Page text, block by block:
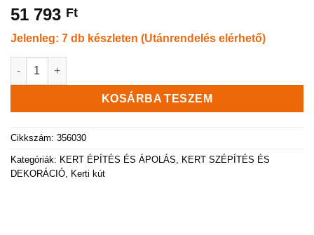
51 793 Ft
Jelenleg: 7 db készleten (Utánrendelés elérhető)
Wood kerti kút, sötét fahatású mennyiség
KOSÁRBA TESZEM
Cikkszám: 356030
Kategóriák: KERT ÉPÍTÉS ÉS ÁPOLÁS
KERT SZÉPÍTÉS ÉS
DEKORÁCIÓ
Kerti kút